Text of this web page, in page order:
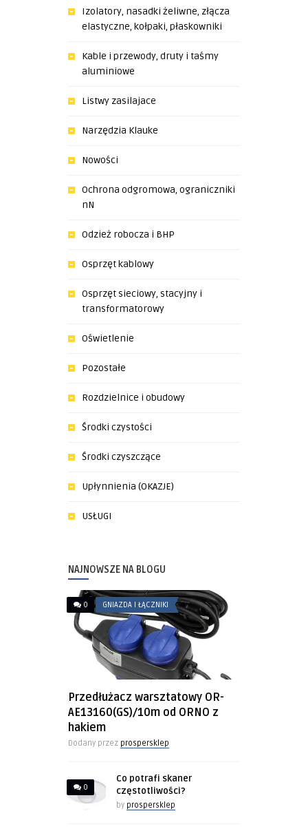
Izolatory, nasadki żeliwne, złącza
elastyczne, kołpaki, płaskowniki
Kable i przewody, druty i taśmy
aluminiowe
Listwy zasilajace
Narzędzia Klauke
Nowości
Ochrona odgromowa, ograniczniki
nN
Odzież robocza i BHP
Osprzęt kablowy
Osprzęt sieciowy, stacyjny i
transformatorowy
Oświetlenie
Pozostałe
Rozdzielnice i obudowy
Środki czystości
Środki czyszczące
Upłynnienia (OKAZJE)
USŁUGI
NAJNOWSZE NA BLOGU
0 GNIAZDA I ŁĄCZNIKI
Przedłużacz warsztatowy OR-
AE13160(GS)/10m od ORNO z
hakiem
Dodany przez prospersklep
0
Co potrafi skaner
częstotliwości?
by prospersklep